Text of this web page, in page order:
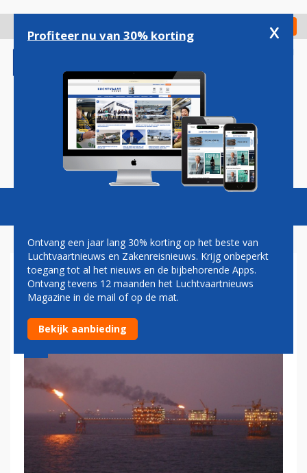
gaan
Check in
Magazine Podcasts Vacatures
OLIEPRIJZEN NEMEN
DUIKVLUCHT
Profiteer nu van 30% korting x
Ontvang een jaar lang 30% korting op het beste van
Luchtvaartnieuws en Zakenreisnieuws. Krijg onbeperkt
toegang tot al het nieuws en de bijbehorende Apps.
Ontvang tevens 12 maanden het Luchtvaartnieuws
Magazine in de mail of op de mat.
Bekijk aanbieding